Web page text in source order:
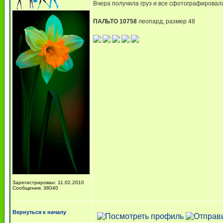
Зарегистрирован: 11.02.2010
Сообщения: 38040
Вчера получила груз и все
ПАЛЬТО 10758 леопард, размер 48
Вернуться к началу